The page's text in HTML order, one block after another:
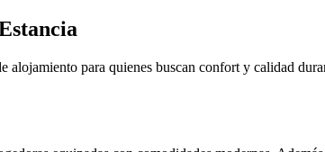
para quienes buscan confort y calidad